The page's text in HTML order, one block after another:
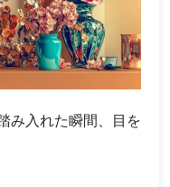
み入れた瞬間、目を